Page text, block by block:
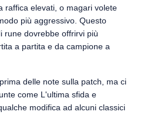
raffica elevati, o magari volete
più aggressivo. Questo
rune dovrebbe offrirvi più
a partita e da campione a
delle note sulla patch, ma ci
come L'ultima sfida e
modifica ad alcuni classici